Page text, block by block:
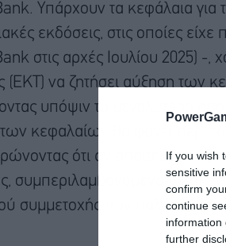
If you wish
sensitive
confirm
continue
information
further
Υπάρχουν τα κεφάλαια για
εκδόσεις, στις οποίες
στις αρχές Ιουλίου 2025) -,
(ΕΚΤ) να ζητήσει αύξηση των
υπόψιν το μεγαλύτερο
κεφαλαίων θα φανεί περί
ότι αν απαιτηθεί
συμπεριλαμβανομένων και
συμμετοχής των παλαιών